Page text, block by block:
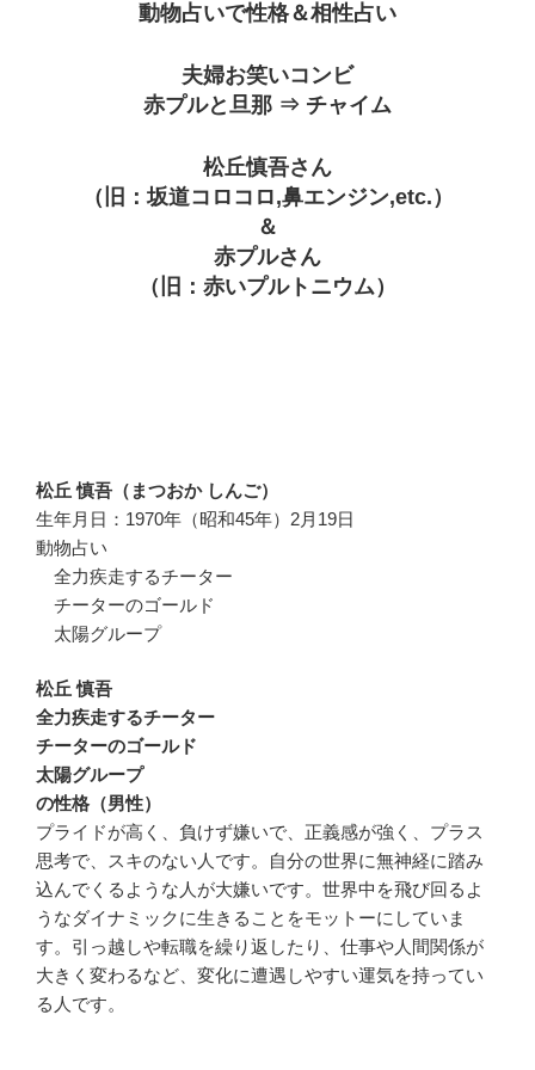
動物占いで性格＆相性占い
夫婦お笑いコンビ
赤プルと旦那 ⇒ チャイム
松丘慎吾さん
（旧：坂道コロコロ,鼻エンジン,etc.）
＆
赤プルさん
（旧：赤いプルトニウム）
松丘 慎吾（まつおか しんご）
生年月日：1970年（昭和45年）2月19日
動物占い
全力疾走するチーター
チーターのゴールド
太陽グループ
松丘 慎吾
全力疾走するチーター
チーターのゴールド
太陽グループ
の性格（男性）
プライドが高く、負けず嫌いで、正義感が強く、プラス
思考で、スキのない人です。自分の世界に無神経に踏み
込んでくるような人が大嫌いです。世界中を飛び回るよ
うなダイナミックに生きることをモットーにしていま
す。引っ越しや転職を繰り返したり、仕事や人間関係が
大きく変わるなど、変化に遭遇しやすい運気を持ってい
る人です。